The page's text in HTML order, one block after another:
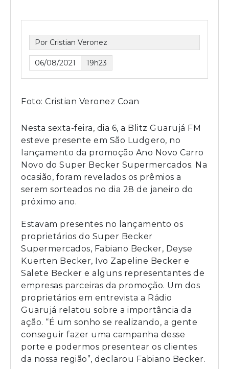
Por Cristian Veronez
06/08/2021 19h23
Foto: Cristian Veronez Coan
Nesta sexta-feira, dia 6, a Blitz Guarujá FM
esteve presente em São Ludgero, no
lançamento da promoção Ano Novo Carro
Novo do Super Becker Supermercados. Na
ocasião, foram revelados os prêmios a
serem sorteados no dia 28 de janeiro do
próximo ano.
Estavam presentes no lançamento os
proprietários do Super Becker
Supermercados, Fabiano Becker, Deyse
Kuerten Becker, Ivo Zapeline Becker e
Salete Becker e alguns representantes de
empresas parceiras da promoção. Um dos
proprietários em entrevista a Rádio
Guarujá relatou sobre a importância da
ação. “É um sonho se realizando, a gente
conseguir fazer uma campanha desse
porte e podermos presentear os clientes
da nossa região”, declarou Fabiano Becker.